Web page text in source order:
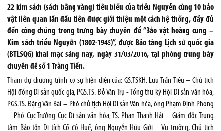
22 kim sách (sách bằng vàng) tiêu biểu của triều Nguyễn cùng 10 bảo
vật liên quan lần đầu tiên được giới thiệu một cách hệ thống, đầy đủ
đến công chúng trong trưng bày chuyên đề “Bảo vật hoàng cung –
Kim sách triều Nguyễn (1802-1945)”, được Bảo tàng Lịch sử quốc gia
(BTLSQG) khai mạc sáng nay, ngày 31/03/2016, tại phòng trưng bày
chuyên đề số 1 Tràng Tiền.
Tham dự chương trình có sự hiện diện của: GS.TSKH. Lưu Trần Tiêu – Chủ tịch
Hội đồng Di sản quốc gia, PGS.TS. Đỗ Văn Trụ - Tổng thư ký Hội Di sản văn hóa,
PGS.TS. Đặng Văn Bài – Phó chủ tịch Hội Di sản Văn hóa, ông Phạm Định Phong
– Phó Cục Trưởng Cục Di sản văn hóa, TS. Phan Thanh Hải – Giám đốc Trung
tâm Bảo tồn Di tích Cố đô Huế, ông Nguyễn Hữu Giới – Vụ trưởng, Chủ tịch